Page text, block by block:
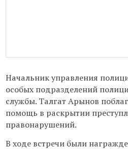
Начальник управления
особых подразделений
службы. Талгат Арынов
помощь в раскрытии
правонарушений.
В ходе встречи были